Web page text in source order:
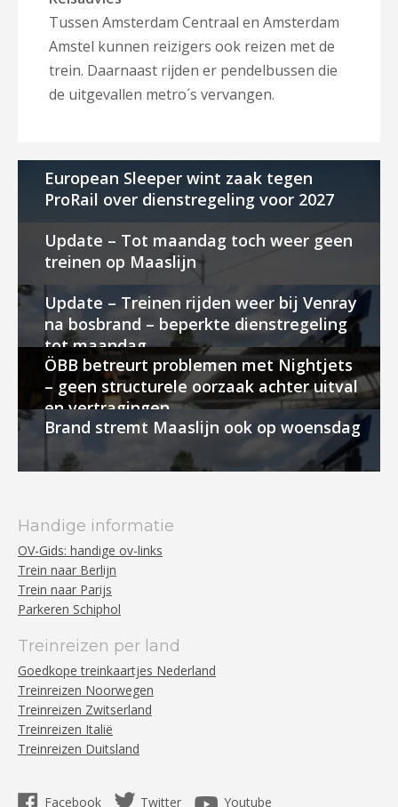
Tussen Amsterdam Centraal en Amsterdam
Amstel kunnen reizigers ook reizen met de
trein. Daarnaast rijden er pendelbussen die
de uitgevallen metro´s vervangen.
European Sleeper wint zaak tegen
ProRail over dienstregeling voor 2027
Update – Tot maandag toch weer geen
treinen op Maaslijn
Update – Treinen rijden weer bij Venray
na bosbrand – beperkte dienstregeling
tot maandag
ÖBB betreurt problemen met Nightjets
– geen structurele oorzaak achter uitval
en vertragingen
Brand stremt Maaslijn ook op woensdag
Handige informatie
OV-Gids: handige ov-links
Trein naar Berlijn
Trein naar Parijs
Parkeren Schiphol
Treinreizen per land
Goedkope treinkaartjes Nederland
Treinreizen Noorwegen
Treinreizen Zwitserland
Treinreizen Italië
Treinreizen Duitsland
Facebook Twitter Youtube